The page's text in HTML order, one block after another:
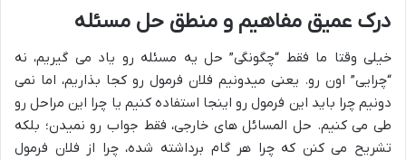
درک عمیق مفاهیم و منطق حل مسئله
خیلی وقتا ما فقط “چگونگی” حل یه مسئله رو یاد می گیریم، نه
“چرایی” اون رو. یعنی میدونیم فلان فرمول رو کجا بذاریم، اما نمی
دونیم چرا باید این فرمول رو اینجا استفاده کنیم یا چرا این مراحل رو
طی می کنیم. حل المسائل های خارجی، فقط جواب رو نمیدن؛ بلکه
تشریح می کنن که چرا هر گام برداشته شده، چرا از فلان فرمول